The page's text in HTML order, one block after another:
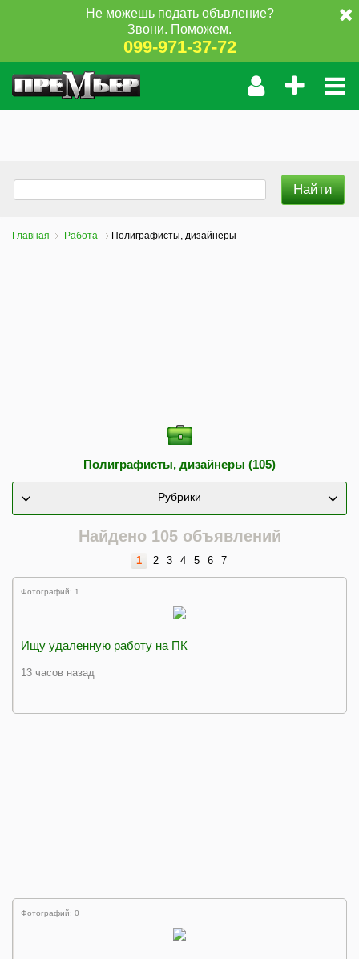
Не можешь подать объвление?
Звони. Поможем.
099-971-37-72
Главная Работа Полиграфисты, дизайнеры
Полиграфисты, дизайнеры (105)
Рубрики
Найдено 105 объявлений
1 2 3 4 5 6 7
Фотографий: 1
Ищу удаленную работу на ПК
13 часов назад
Фотографий: 0